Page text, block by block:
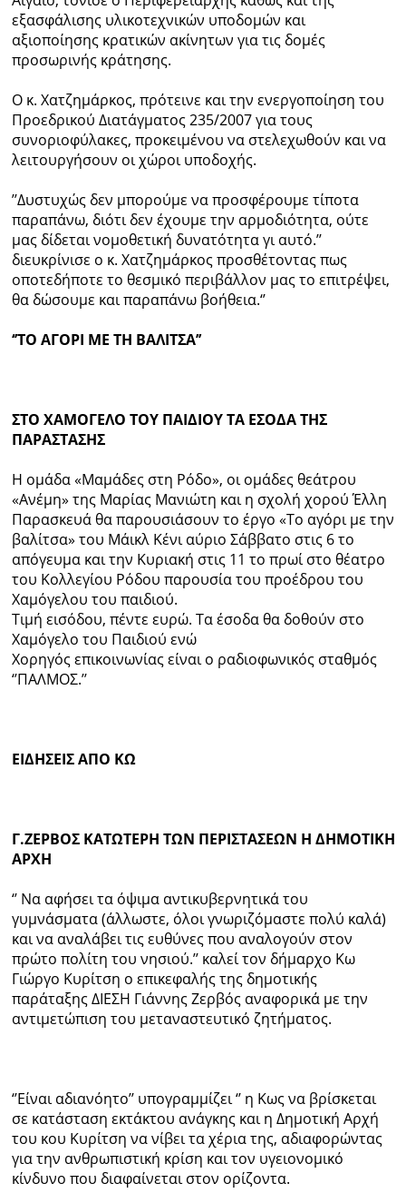
εξασφάλισης υλικοτεχνικών υποδομών και
αξιοποίησης κρατικών ακίνητων για τις δομές
προσωρινής κράτησης.
Ο κ. Χατζημάρκος, πρότεινε και την ενεργοποίηση του
Προεδρικού Διατάγματος 235/2007 για τους
συνοριοφύλακες, προκειμένου να στελεχωθούν και να
λειτουργήσουν οι χώροι υποδοχής.
’’Δυστυχώς δεν μπορούμε να προσφέρουμε τίποτα
παραπάνω, διότι δεν έχουμε την αρμοδιότητα, ούτε
μας δίδεται νομοθετική δυνατότητα γι αυτό.’’
διευκρίνισε ο κ. Χατζημάρκος προσθέτοντας πως
οποτεδήποτε το θεσμικό περιβάλλον μας το επιτρέψει,
θα δώσουμε και παραπάνω βοήθεια.‘’
‘’ΤΟ ΑΓΟΡΙ ΜΕ ΤΗ ΒΑΛΙΤΣΑ’’
ΣΤΟ ΧΑΜΟΓΕΛΟ ΤΟΥ ΠΑΙΔΙΟΥ ΤΑ ΕΣΟΔΑ ΤΗΣ
ΠΑΡΑΣΤΑΣΗΣ
Η ομάδα «Μαμάδες στη Ρόδο», οι ομάδες θεάτρου
«Ανέμη» της Μαρίας Μανιώτη και η σχολή χορού Έλλη
Παρασκευά θα παρουσιάσουν το έργο «Το αγόρι με την
βαλίτσα» του Μάικλ Κένι αύριο Σάββατο στις 6 το
απόγευμα και την Κυριακή στις 11 το πρωί στο θέατρο
του Κολλεγίου Ρόδου παρουσία του προέδρου του
Χαμόγελου του παιδιού.
Τιμή εισόδου, πέντε ευρώ. Τα έσοδα θα δοθούν στο
Χαμόγελο του Παιδιού ενώ
Χορηγός επικοινωνίας είναι ο ραδιοφωνικός σταθμός
‘’ΠΑΛΜΟΣ.’’
ΕΙΔΗΣΕΙΣ ΑΠΟ ΚΩ
Γ.ΖΕΡΒΟΣ ΚΑΤΩΤΕΡΗ ΤΩΝ ΠΕΡΙΣΤΑΣΕΩΝ Η ΔΗΜΟΤΙΚΗ
ΑΡΧΗ
‘’ Να αφήσει τα όψιμα αντικυβερνητικά του
γυμνάσματα (άλλωστε, όλοι γνωριζόμαστε πολύ καλά)
και να αναλάβει τις ευθύνες που αναλογούν στον
πρώτο πολίτη του νησιού.’’ καλεί τον δήμαρχο Κω
Γιώργο Κυρίτση ο επικεφαλής της δημοτικής
παράταξης ΔΙΕΣΗ Γιάννης Ζερβός αναφορικά με την
αντιμετώπιση του μεταναστευτικό ζητήματος.
‘’Είναι αδιανόητο’’ υπογραμμίζει ‘’ η Κως να βρίσκεται
σε κατάσταση εκτάκτου ανάγκης και η Δημοτική Αρχή
του κου Κυρίτση να νίβει τα χέρια της, αδιαφορώντας
για την ανθρωπιστική κρίση και τον υγειονομικό
κίνδυνο που διαφαίνεται στον ορίζοντα.